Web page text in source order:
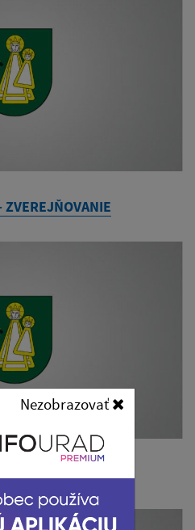
Nezobrazovať
- výsledky